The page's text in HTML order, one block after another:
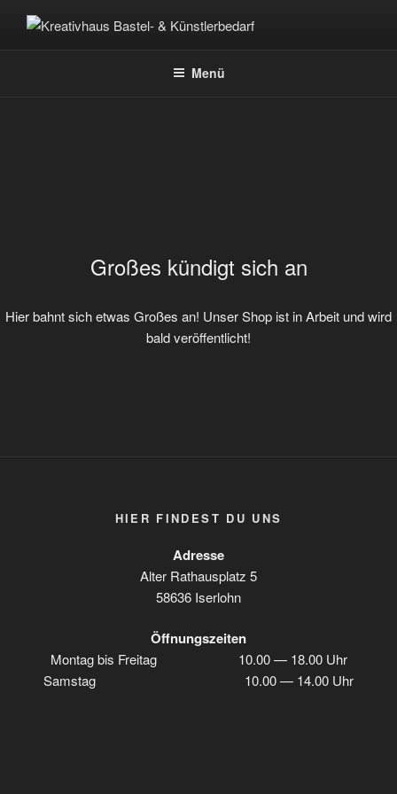
Inhalt
KÜNSTLERBEDARF
Menü
Großes kündigt sich an
Hier bahnt sich etwas Großes an! Unser Shop ist in Arbeit und wird
bald veröffentlicht!
HIER FIN­DEST DU UNS
Adres­se
Alter Rat­haus­platz 5
58636 Iserlohn
Öff­nungs­zei­ten
Mon­tag bis Frei­tag 10.00 — 18.00 Uhr
Sams­tag 10.00 — 14.00 Uhr